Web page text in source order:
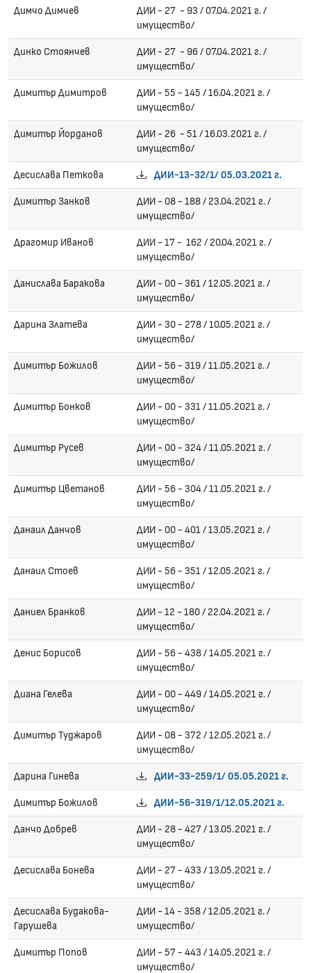
Димчо Димчев
ДИИ - 27 - 93 / 07.04.2021 г. /
имущество/
Динко Стоянчев
ДИИ - 27 - 96 / 07.04.2021 г. /
имущество/
Димитър Димитров
ДИИ - 55 - 145 / 16.04.2021 г. /
имущество/
Димитър Йорданов
ДИИ - 26 - 51 / 16.03.2021 г. /
имущество/
Десислава Петкова ДИИ-13-32/1/ 05.03.2021 г.
Димитър Занков
ДИИ - 08 - 188 / 23.04.2021 г. /
имущество/
Драгомир Иванов
ДИИ - 17 - 162 / 20.04.2021 г. /
имущество/
Данислава Баракова
ДИИ - 00 - 361 / 12.05.2021 г. /
имущество/
Дарина Златева
ДИИ - 30 - 278 / 10.05.2021 г. /
имущество/
Димитър Божилов
ДИИ - 56 - 319 / 11.05.2021 г. /
имущество/
Димитър Бонков
ДИИ - 00 - 331 / 11.05.2021 г. /
имущество/
Димитър Русев
ДИИ - 00 - 324 / 11.05.2021 г. /
имущество/
Димитър Цветанов
ДИИ - 56 - 304 / 11.05.2021 г. /
имущество/
Данаил Данчов
ДИИ - 00 - 401 / 13.05.2021 г. /
имущество/
Данаил Стоев
ДИИ - 56 - 351 / 12.05.2021 г. /
имущество/
Даниел Бранков
ДИИ - 12 - 180 / 22.04.2021 г. /
имущество/
Денис Борисов
ДИИ - 56 - 438 / 14.05.2021 г. /
имущество/
Диана Гелева
ДИИ - 00 - 449 / 14.05.2021 г. /
имущество/
Димитър Туджаров
ДИИ - 08 - 372 / 12.05.2021 г. /
имущество/
Дарина Гинева ДИИ-33-259/1/ 05.05.2021 г.
Димитър Божилов ДИИ-56-319/1/12.05.2021 г.
Данчо Добрев
ДИИ - 28 - 427 / 13.05.2021 г. /
имущество/
Десислава Бонева
ДИИ - 27 - 433 / 13.05.2021 г. /
имущество/
Десислава Будакова-
Гарушева
ДИИ - 14 - 358 / 12.05.2021 г. /
имущество/
Димитър Попов
ДИИ - 57 - 443 / 14.05.2021 г. /
имущество/